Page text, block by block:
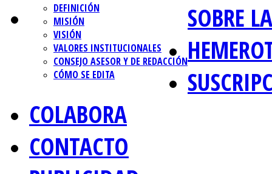
SOBRE
DEFINICIÓN
MISIÓN
VISIÓN
VALORES INSTITUCIONALES
CONSEJO ASESOR Y DE REDACCIÓN
CÓMO SE EDITA
COLABORA
CONTACTO